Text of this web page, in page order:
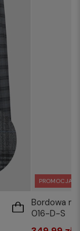
PROMOCJA
Bordowa
016-D-S